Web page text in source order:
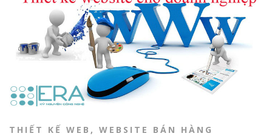
THIẾT KẾ WEB , WEBSITE BÁN HÀNG